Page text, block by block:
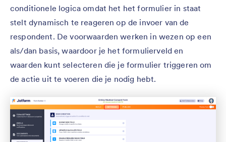
conditionele logica omdat het het formulier in staat
stelt dynamisch te reageren op de invoer van de
respondent. De voorwaarden werken in wezen op een
als/dan basis, waardoor je het formulierveld en
waarden kunt selecteren die je formulier triggeren om
de actie uit te voeren die je nodig hebt.